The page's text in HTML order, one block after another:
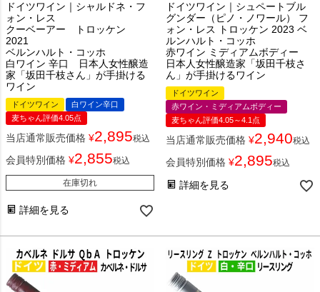
ドイツワイン｜シャルドネ・フ
ォン・レス
クーベーアー トロッケン
2021
ベルンハルト・コッホ
白ワイン 辛口 日本人女性醸造
家「坂田千枝さん」が手掛ける
ワイン
ドイツワイン
白ワイン辛口
麦ちゃん評価4.05点
当店通常販売価格 ¥2,895税込
会員特別価格 ¥2,855税込
在庫切れ
詳細を見る
ドイツワイン｜シュペートブル
グンダー（ピノ・ノワール） フ
ォン・レス トロッケン 2023 ベ
ルンハルト・コッホ
赤ワイン ミディアムボディー
日本人女性醸造家「坂田千枝さ
ん」が手掛けるワイン
ドイツワイン
赤ワイン・ミディアムボディー
麦ちゃん評価4.05～4.1点
当店通常販売価格 ¥2,940税込
会員特別価格 ¥2,895税込
詳細を見る